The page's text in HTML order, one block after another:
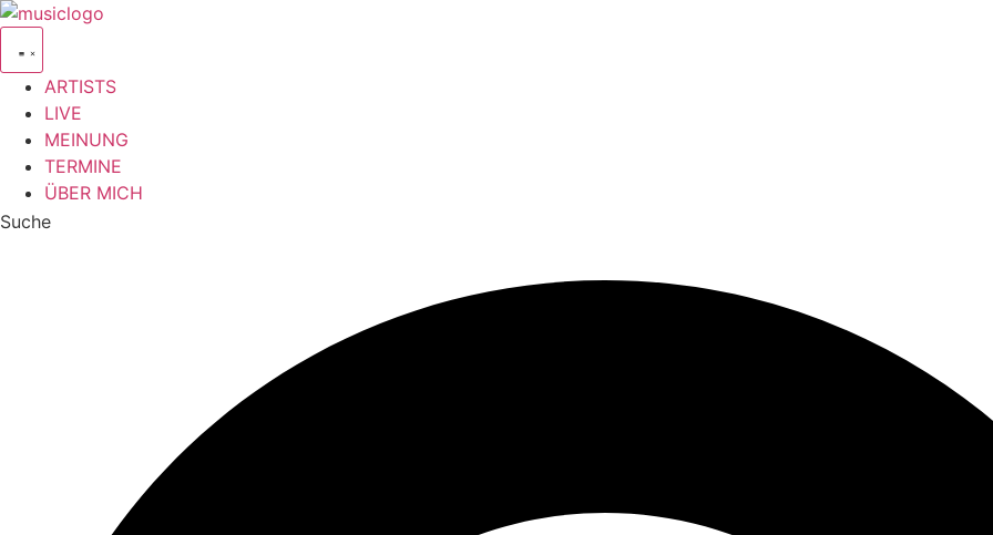
Zum
springen
ARTISTS
LIVE
MEINUNG
TERMINE
ÜBER MICH
Suche